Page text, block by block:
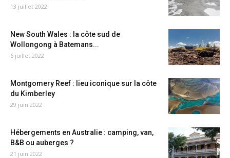
13 juillet 2022
New South Wales : la côte sud de
Wollongong à Batemans...
6 juillet 2022
Montgomery Reef : lieu iconique sur la côte
du Kimberley
29 juin 2022
Hébergements en Australie : camping, van,
B&B ou auberges ?
21 juin 2022